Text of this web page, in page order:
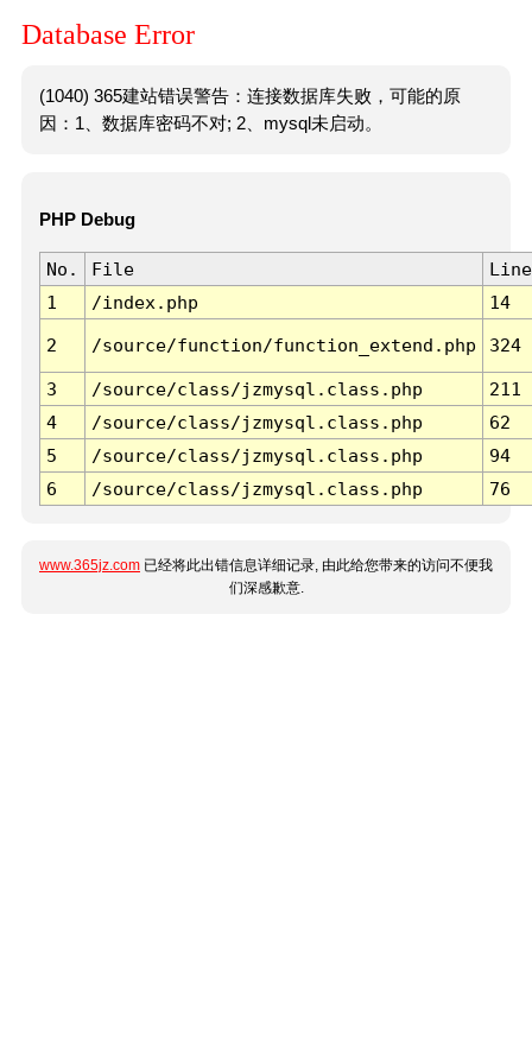
Database Error
(1040) 365建站错误警告：连接数据库失败，可能的原
因：1、数据库密码不对; 2、mysql未启动。
PHP Debug
No. File
Line
1
/index.php 14
2 /source/function/function_extend.php 324
3 /source/class/jzmysql.class.php
211
4
/source/class/jzmysql.class.php
62
5
/source/class/jzmysql.class.php
94
6
/source/class/jzmysql.class.php 76
www.365jz.com 已经将此出错信息详细记录, 由此给您带来的访问不便我
们深感歉意.